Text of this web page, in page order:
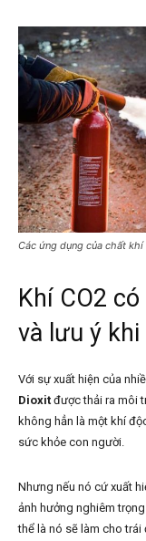
Các ứng dụng của chất khí
Khí CO2
và lưu ý
Với sự xuất hiện của
Dioxit được thải ra môi
không hẳn là một khí
sức khỏe con người.
Nhưng nếu nó cứ xuất
ảnh hưởng nghiêm
thể là nó sẽ làm cho